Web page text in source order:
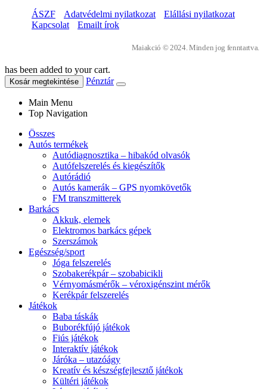
ÁSZF
Adatvédelmi nyilatkozat
Elállási nyilatkozat
Kapcsolat
Emailt írok
Maiakció © 2024. Minden jog fenntartva.
has been added to your cart.
Kosár megtekintése Pénztár
Main Menu
Top Navigation
Összes
Autós termékek
Autódiagnosztika – hibakód olvasók
Autófelszerelés és kiegészítők
Autórádió
Autós kamerák – GPS nyomkövetők
FM transzmitterek
Barkács
Akkuk, elemek
Elektromos barkács gépek
Szerszámok
Egészség/sport
Jóga felszerelés
Szobakerékpár – szobabicikli
Vérnyomásmérők – véroxigénszint mérők
Kerékpár felszerelés
Játékok
Baba táskák
Buborékfújó játékok
Fiús játékok
Interaktív játékok
Járóka – utazóágy
Kreatív és készségfejlesztő játékok
Kültéri játékok